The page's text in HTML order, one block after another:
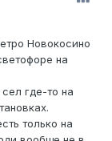
Новокосино
на
где-то на
только на